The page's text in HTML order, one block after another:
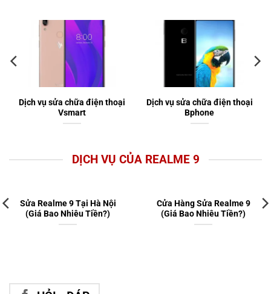
Dịch vụ sửa chữa điện thoại
Vsmart
Dịch vụ sửa chữa điện thoại
Bphone
DỊCH VỤ CỦA REALME 9
Sửa Realme 9 Tại Hà Nội
(Giá Bao Nhiêu Tiền?)
Cửa Hàng Sửa Realme 9
(Giá Bao Nhiêu Tiền?)